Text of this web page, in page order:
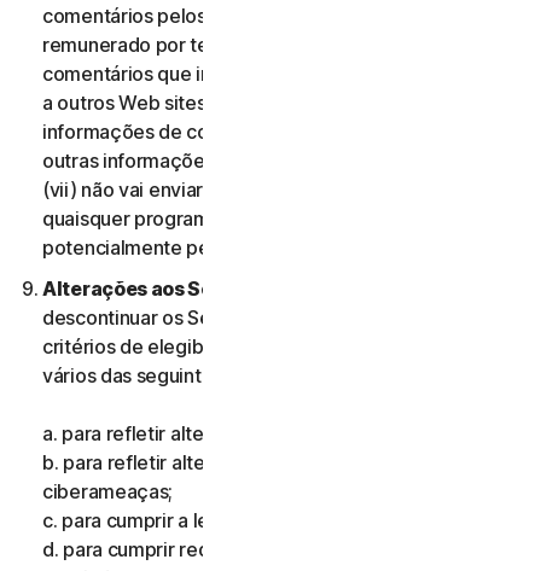
comentários pelos quais tenha sido compensado ou
remunerado por terceiros; (vi) não vai enviar
comentários que incluam informações que se refiram
a outros Web sites, endereços, endereços de e-mail,
informações de contacto, números de telefone ou
outras informações pessoais de qualquer pessoa; e
(vii) não vai enviar comentários que contenham
quaisquer programas ou ficheiros informáticos
potencialmente perigosos.
Alterações aos Serviços.
descontinuar os Serviços ou introduzir ou mudar os
critérios de elegibilidade para os Serviços, por um ou
vários das seguintes motivos:
a. para refletir alterações na tecnologia;
b. para refletir alterações na natureza das
ciberameaças;
c. para cumprir a lei e refletir alterações na lei;
d. para cumprir requisitos impostos por um organismo